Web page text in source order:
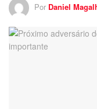
Por Daniel